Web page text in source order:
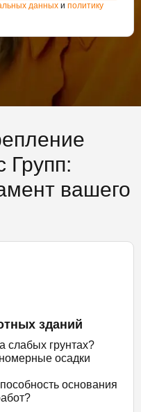
данных и политику
Групп:
вашего
зданий
слабых грунтах?
осадки
основания